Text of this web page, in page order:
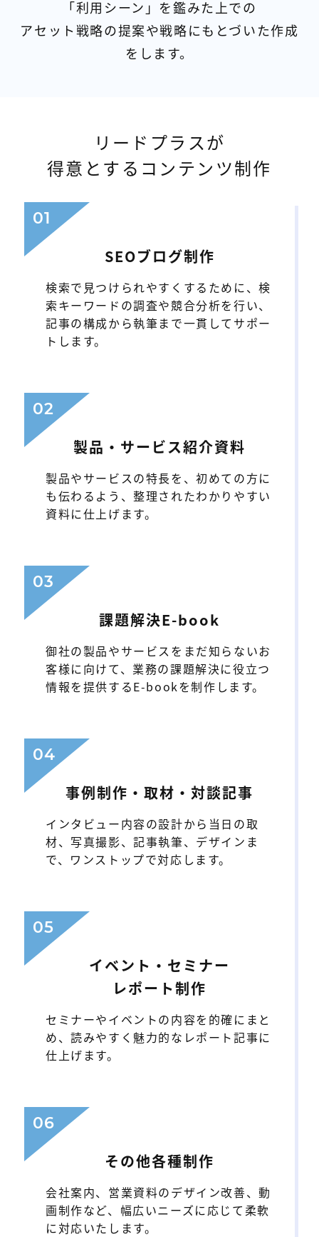
「利用シーン」を鑑みた上での
アセット戦略の提案や戦略にもとづいた作成
をします。
リードプラスが
得意とするコンテンツ制作
01
SEOブログ制作
検索で見つけられやすくするために、検
索キーワードの調査や競合分析を行い、
記事の構成から執筆まで一貫してサポー
トします。
02
製品・サービス紹介資料
製品やサービスの特長を、初めての方に
も伝わるよう、整理されたわかりやすい
資料に仕上げます。
03
課題解決E-book
御社の製品やサービスをまだ知らないお
客様に向けて、業務の課題解決に役立つ
情報を提供するE-bookを制作します。
04
事例制作・取材・対談記事
インタビュー内容の設計から当日の取
材、写真撮影、記事執筆、デザインま
で、ワンストップで対応します。
05
イベント・セミナー
レポート制作
セミナーやイベントの内容を的確にまと
め、読みやすく魅力的なレポート記事に
仕上げます。
06
その他各種制作
会社案内、営業資料のデザイン改善、動
画制作など、幅広いニーズに応じて柔軟
に対応いたします。